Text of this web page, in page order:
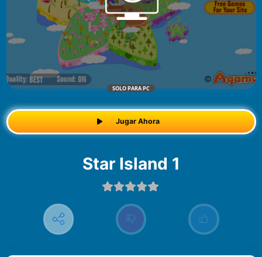
SOLO PARA PC
Jugar Ahora
Star Island 1